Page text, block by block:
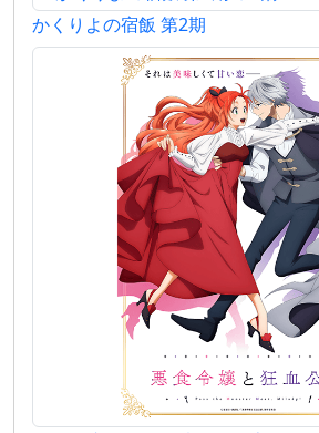
かくりよの宿飯 第2期